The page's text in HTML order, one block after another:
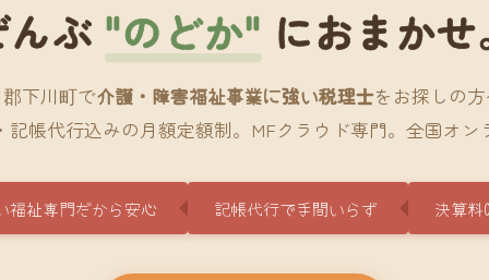
ぶ "のどか" におまか
下川町で介護・障害福祉事業に強い税理士をお探しの
記帳代行込みの月額定額制。MFクラウド専門。全国オン
福祉専門だから安心 記帳代行で手間いらず 決算料